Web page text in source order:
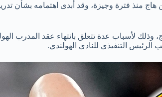
منذ فترة وجيزة، وقد أبدى اهتمامه بشأن
التنفيذي للنادي الهولندي.